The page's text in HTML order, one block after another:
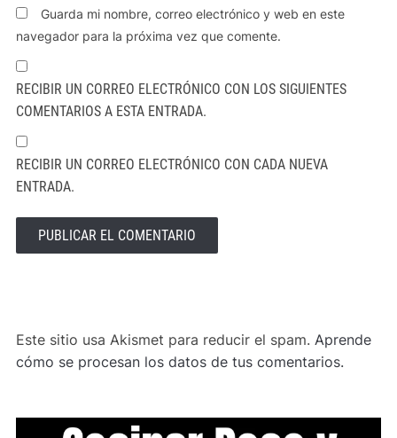
Guarda mi nombre, correo electrónico y web en este
navegador para la próxima vez que comente.
RECIBIR UN CORREO ELECTRÓNICO CON LOS SIGUIENTES
COMENTARIOS A ESTA ENTRADA.
RECIBIR UN CORREO ELECTRÓNICO CON CADA NUEVA
ENTRADA.
Este sitio usa Akismet para reducir el spam. Aprende
cómo se procesan los datos de tus comentarios.